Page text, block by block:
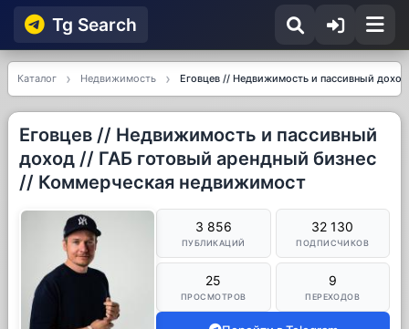
Tg Searсh
Каталог Недвижимость Еговцев // Недвижимость и пассивный
Еговцев // Недвижимость и пассивный
доход // ГАБ готовый арендный бизнес
// Коммерческая недвижимост
3 856
ПУБЛИКАЦИЙ
32 130
ПОДПИСЧИКОВ
25
ПРОСМОТРОВ
9
ПЕРЕХОДОВ